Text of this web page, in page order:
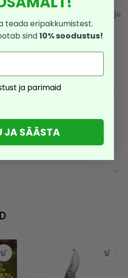
ahjus küpsrtuspaberina või ahju
kuni umbes 260 kraadi.
sooja vee all, puhasta niiske
ruumi. Saab rulli keerata –
tüki
teada eripakkumistest.
sind10% soodustus!
ja parimaid
JA SÄÄSTA